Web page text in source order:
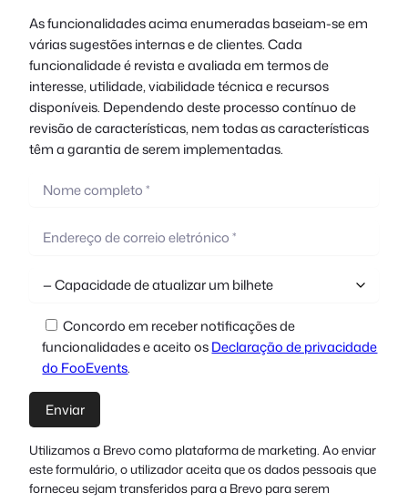
As funcionalidades acima enumeradas baseiam-se em
várias sugestões internas e de clientes. Cada
funcionalidade é revista e avaliada em termos de
interesse, utilidade, viabilidade técnica e recursos
disponíveis. Dependendo deste processo contínuo de
revisão de características, nem todas as características
têm a garantia de serem implementadas.
Concordo em receber notificações de
funcionalidades e aceito osDeclaração de privacidade
do FooEvents.
Utilizamos a Brevo como plataforma de marketing. Ao enviar
este formulário, o utilizador aceita que os dados pessoais que
forneceu sejam transferidos para a Brevo para serem